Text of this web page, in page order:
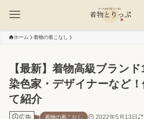
ホーム 着物の着こなし
【最新】着物高級ブランド
染色家・デザイナーなど
て紹介
広告 着物の着こなし 2022年5月13日